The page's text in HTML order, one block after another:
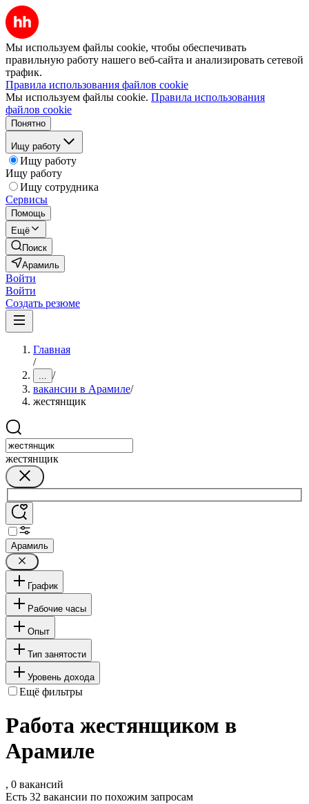
Мы используем файлы cookie, чтобы обеспечивать
правильную работу нашего веб-сайта и анализировать сетевой
трафик.
Правила использования файлов cookie
Мы используем файлы cookie. Правила использования
файлов cookie
Понятно
Ищу работу
Ищу работу
Ищу работу
Ищу сотрудника
Сервисы
Помощь
Ещё
Поиск
Арамиль
Войти
Войти
Создать резюме
Главная
/
... /
вакансии в Арамиле/
жестянщик
жестянщик
Арамиль
График
Рабочие часы
Опыт
Тип занятости
Уровень дохода
Ещё фильтры
Работа жестянщиком в
Арамиле
, 0 вакансий
Есть 32 вакансии по похожим запросам